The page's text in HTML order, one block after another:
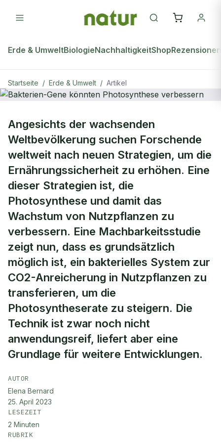
Erde & UmweltBiologieNachhaltigkeitShopRezensionen
Startseite / Erde & Umwelt / Artikel
Bakterien-Gene könnten
Photosynthese verbessern
Angesichts der wachsenden
Weltbevölkerung suchen Forschende
weltweit nach neuen Strategien, um die
Ernährungssicherheit zu erhöhen. Eine
dieser Strategien ist, die
Photosynthese und damit das
Wachstum von Nutzpflanzen zu
verbessern. Eine Machbarkeitsstudie
zeigt nun, dass es grundsätzlich
möglich ist, ein bakterielles System zur
CO2-Anreicherung in Nutzpflanzen zu
transferieren, um die
Photosyntheserate zu steigern. Die
Technik ist zwar noch nicht
anwendungsreif, liefert aber eine
Grundlage für weitere Entwicklungen.
AUTOR
Elena Bernard
25. April 2023
LESEZEIT
2 Minuten
RUBRIK